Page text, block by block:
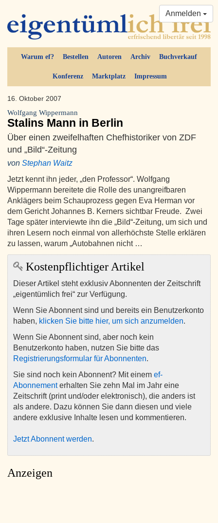
Warum ef? Bestellen Autoren Archiv Buchverkauf
Konferenz Marktplatz Impressum
Anmelden
16. Oktober 2007
Wolfgang Wippermann
Stalins Mann in Berlin
Über einen zweifelhaften Chefhistoriker von ZDF
und „Bild“-Zeitung
von Stephan Waitz
Jetzt kennt ihn jeder, „den Professor“. Wolfgang
Wippermann bereitete die Rolle des unangreifbaren
Anklägers beim Schauprozess gegen Eva Herman vor
dem Gericht Johannes B. Kerners sichtbar Freude. Zwei
Tage später interviewte ihn die „Bild“-Zeitung, um sich und
ihren Lesern noch einmal von allerhöchste Stelle erklären
zu lassen, warum „Autobahnen nicht …
Kostenpflichtiger Artikel
Dieser Artikel steht exklusiv Abonnenten der Zeitschrift
„eigentümlich frei“ zur Verfügung.
Wenn Sie Abonnent sind und bereits ein Benutzerkonto
haben, klicken Sie bitte hier, um sich anzumelden.
Wenn Sie Abonnent sind, aber noch kein
Benutzerkonto haben, nutzen Sie bitte das
Registrierungsformular für Abonnenten.
Sie sind noch kein Abonnent? Mit einem ef-
Abonnementerhalten Sie zehn Mal im Jahr eine
Zeitschrift (print und/oder elektronisch), die anders ist
als andere. Dazu können Sie dann diesen und viele
andere exklusive Inhalte lesen und kommentieren.
Jetzt Abonnent werden.
Anzeigen